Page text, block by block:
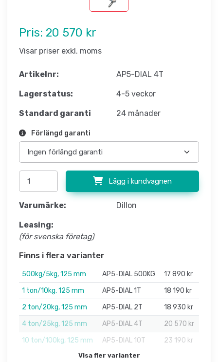
Pris: 20 570 kr
Visar priser exkl. moms
Artikelnr: AP5-DIAL 4T
Lagerstatus: 4-5 veckor
Standard garanti 24 månader
Förlängd garanti
Lägg i kundvagnen
Varumärke: Dillon
Leasing:
(för svenska företag)
Finns i flera varianter
500kg/5kg, 125 mm AP5-DIAL 500KG
17 890 kr
1 ton/10kg, 125 mm
AP5-DIAL 1T
18 190 kr
2 ton/20kg, 125 mm
AP5-DIAL 2T
18 930 kr
4 ton/25kg, 125 mm
AP5-DIAL 4T
20 570 kr
10 ton/100kg, 125 mm
AP5-DIAL 10T 23 190 kr
Visa fler varianter